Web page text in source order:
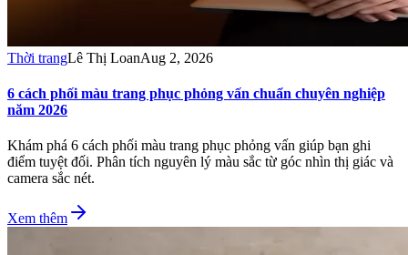
Thời trangLê Thị LoanAug 2, 2026
6 cách phối màu trang phục phỏng vấn chuẩn chuyên nghiệp
năm 2026
Khám phá 6 cách phối màu trang phục phỏng vấn giúp bạn ghi
điểm tuyệt đối. Phân tích nguyên lý màu sắc từ góc nhìn thị giác và
camera sắc nét.
Xem thêm